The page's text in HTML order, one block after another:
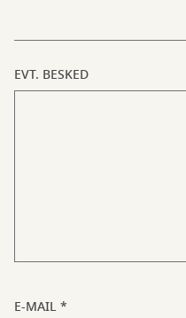
EVT. BESKED
E-MAIL